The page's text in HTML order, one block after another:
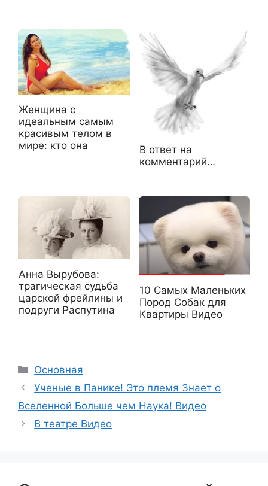
Женщина с
идеальным самым
красивым телом в
мире: кто она
В ответ на
комментарий…
Анна Вырубова:
трагическая судьба
царской фрейлины и
подруги Распутина
10 Самых Маленьких
Пород Собак для
Квартиры Видео
Рубрики
Основная
Ученые в Панике! Это племя Знает о
Вселенной Больше чем Наука! Видео
В театре Видео